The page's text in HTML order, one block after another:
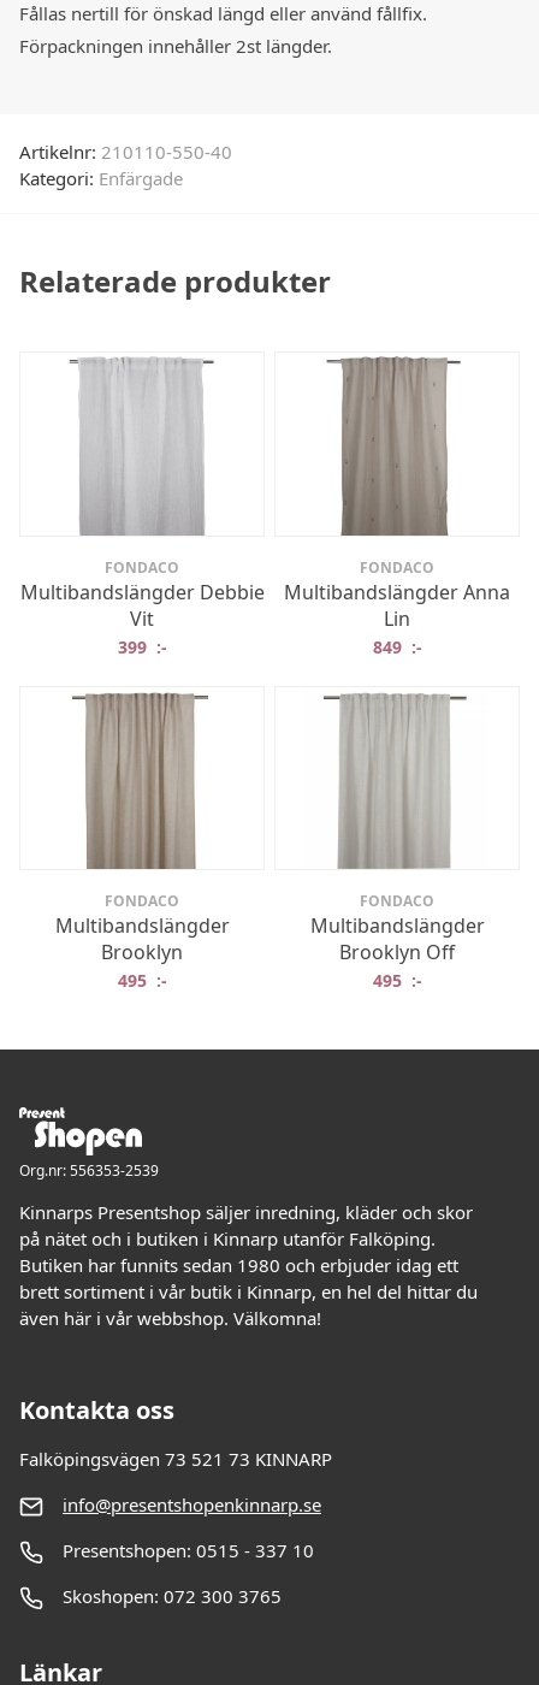
Fållas nertill för önskad längd eller använd fållfix.
Förpackningen innehåller 2st längder.
Artikelnr: 210110-550-40
Kategori: Enfärgade
Relaterade produkter
FONDACO
Multibandslängder Debbie
Vit
399 :-
FONDACO
Multibandslängder Anna
Lin
849 :-
FONDACO
Multibandslängder
Brooklyn
495 :-
FONDACO
Multibandslängder
Brooklyn Off
495 :-
Org.nr: 556353-2539
Kinnarps Presentshop säljer inredning, kläder och skor
på nätet och i butiken i Kinnarp utanför Falköping.
Butiken har funnits sedan 1980 och erbjuder idag ett
brett sortiment i vår butik i Kinnarp, en hel del hittar du
även här i vår webbshop. Välkomna!
Kontakta oss
Falköpingsvägen 73 521 73 KINNARP
info@presentshopenkinnarp.se
Presentshopen: 0515 - 337 10
Skoshopen: 072 300 3765
Länkar